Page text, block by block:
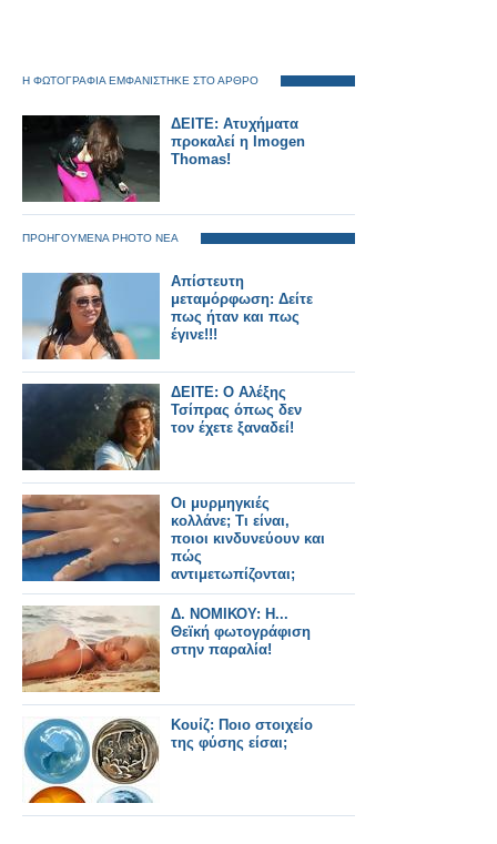
Η ΦΩΤΟΓΡΑΦΙΑ ΕΜΦΑΝΙΣΤΗΚΕ ΣΤΟ ΑΡΘΡΟ
ΔΕΙΤΕ: Ατυχήματα
προκαλεί η Imogen
Thomas!
ΠΡΟΗΓΟΥΜΕΝΑ PHOTO ΝΕΑ
Απίστευτη
μεταμόρφωση: Δείτε
πως ήταν και πως
έγινε!!!
ΔΕΙΤΕ: Ο Αλέξης
Τσίπρας όπως δεν
τον έχετε ξαναδεί!
Οι μυρμηγκιές
κολλάνε; Τι είναι,
ποιοι κινδυνεύουν και
πώς
αντιμετωπίζονται;
Δ. ΝΟΜΙΚΟΥ: Η...
Θεϊκή φωτογράφιση
στην παραλία!
Κουίζ: Ποιο στοιχείο
της φύσης είσαι;